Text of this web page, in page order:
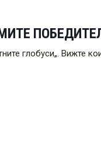
глобуси„. Вижте